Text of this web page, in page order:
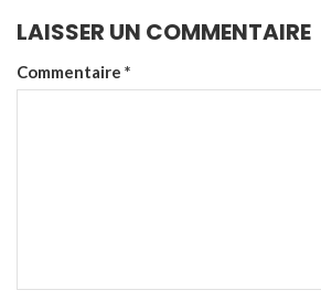
LAISSER UN COMMENTAIRE
Commentaire *